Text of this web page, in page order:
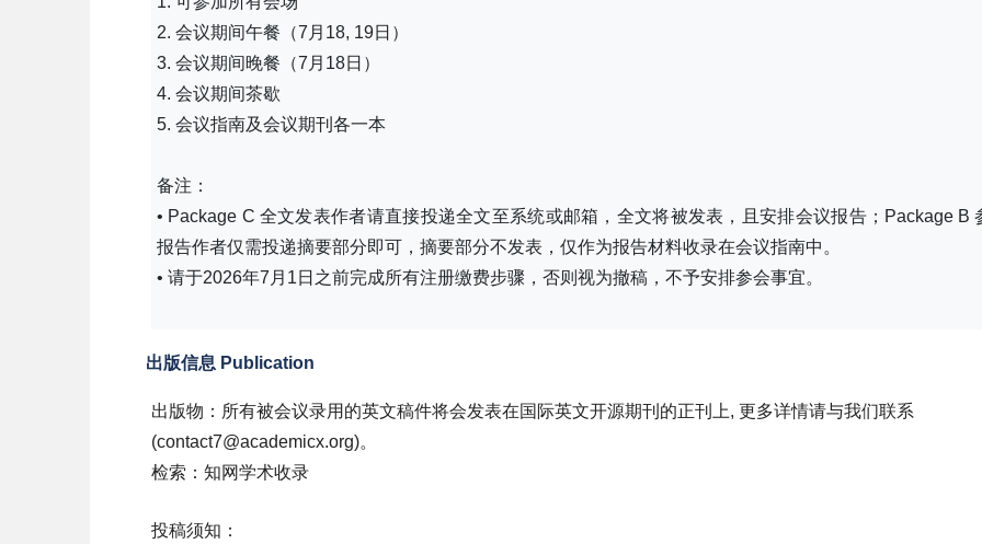
2. 会议期间午餐（7月18, 19日）
3. 会议期间晚餐（7月18日）
4. 会议期间茶歇
5. 会议指南及会议期刊各一本
备注：
• Package C 全文发表作者请直接投递全文至系统或邮箱，全文将被发表，且安排会议报告；Package B
报告作者仅需投递摘要部分即可，摘要部分不发表，仅作为报告材料收录在会议指南中。
• 请于2026年7月1日之前完成所有注册缴费步骤，否则视为撤稿，不予安排参会事宜。
出版信息 Publication
出版物：所有被会议录用的英文稿件将会发表在国际英文开源期刊的正刊上, 更多详情请与我们联系
(contact7@academicx.org)。
检索：知网学术收录
投稿须知：